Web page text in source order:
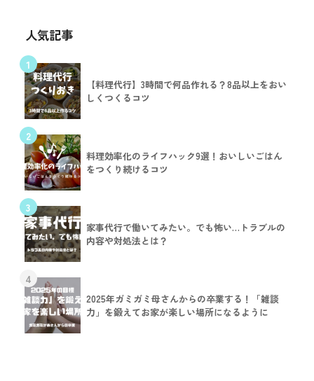
人気記事
1
【料理代行】3時間で何品作れる？8品以上をおい
しくつくるコツ
2
料理効率化のライフハック9選！おいしいごはん
をつくり続けるコツ
3
家事代行で働いてみたい。でも怖い…トラブルの
内容や対処法とは？
4
2025年ガミガミ母さんからの卒業する！「雑談
力」を鍛えてお家が楽しい場所になるように